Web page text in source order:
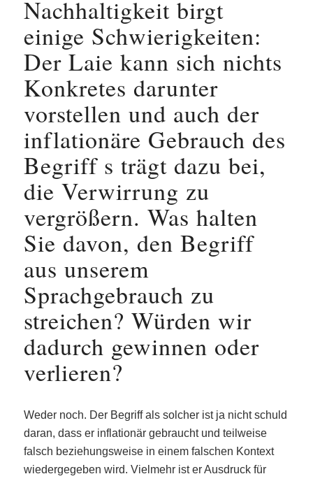
Nachhaltigkeit birgt
einige Schwierigkeiten:
Der Laie kann sich nichts
Konkretes darunter
vorstellen und auch der
inflationäre Gebrauch des
Begriff s trägt dazu bei,
die Verwirrung zu
vergrößern. Was halten
Sie davon, den Begriff
aus unserem
Sprachgebrauch zu
streichen? Würden wir
dadurch gewinnen oder
verlieren?
Weder noch. Der Begriff als solcher ist ja nicht schuld
daran, dass er inflationär gebraucht und teilweise
falsch beziehungsweise in einem falschen Kontext
wiedergegeben wird. Vielmehr ist er Ausdruck für